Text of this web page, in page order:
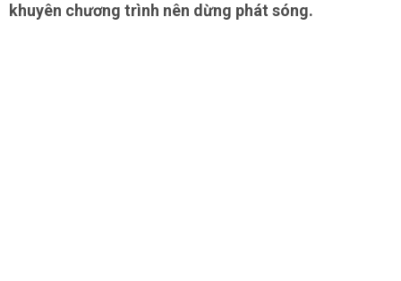
khuyên chương trình nên dừng phát sóng.